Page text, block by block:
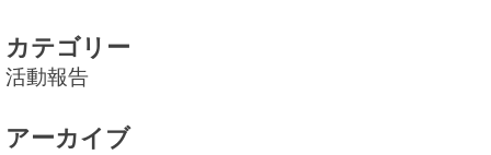
カテゴリー
活動報告
アーカイブ